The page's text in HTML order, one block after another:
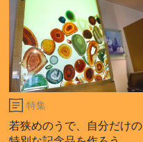
特集
若狭めのうで、自分だけの